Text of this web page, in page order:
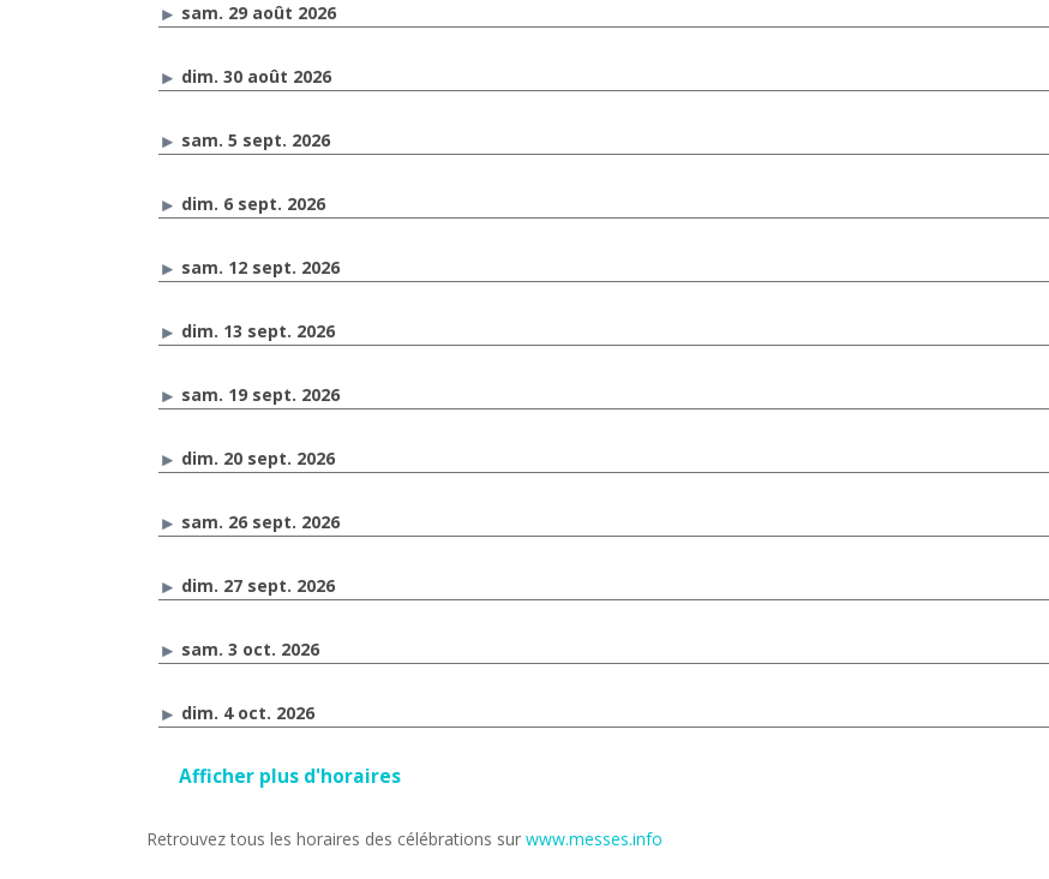
sam. 29 août 2026
dim. 30 août 2026
sam. 5 sept. 2026
dim. 6 sept. 2026
sam. 12 sept. 2026
dim. 13 sept. 2026
sam. 19 sept. 2026
dim. 20 sept. 2026
sam. 26 sept. 2026
dim. 27 sept. 2026
sam. 3 oct. 2026
dim. 4 oct. 2026
Afficher plus d'horaires
Retrouvez tous les horaires des célébrations sur www.messes.info